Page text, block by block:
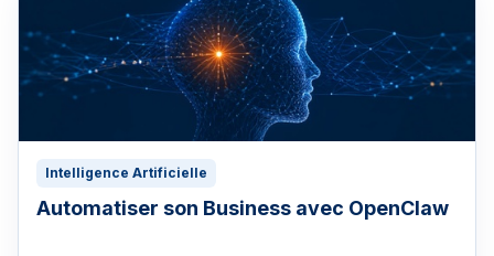
Intelligence Artificielle
Automatiser son Business avec OpenClaw